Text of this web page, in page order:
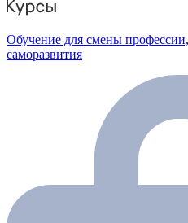
Обучение для смены профессии,
саморазвития